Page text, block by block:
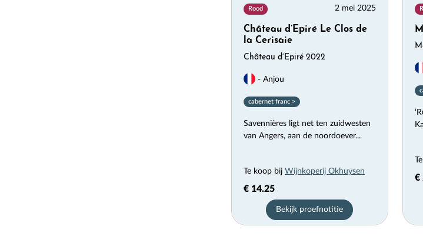
Rood 2 mei 2025
Château d’Epiré Le Clos de
la Cerisaie
Château d’Epiré 2022
- Anjou
cabernet franc >
Savennières ligt net ten zuidwesten
van Angers, aan de noordoever...
Te koop bij Wijnkoperij Okhuysen
€ 14.25
Bekijk proefnotitie
€